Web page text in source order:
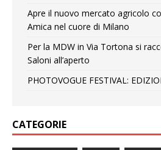
Apre il nuovo mercato agricolo
Amica nel cuore di Milano
Per la MDW in Via Tortona si
Saloni all’aperto
PHOTOVOGUE FESTIVAL:
CATEGORIE